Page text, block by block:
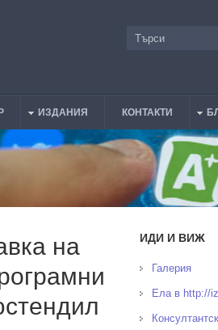
Търси
ИЗДАНИЯ КОНТАКТИ
на
ИДИ И ВИЖ
Галерия
Ела в http://